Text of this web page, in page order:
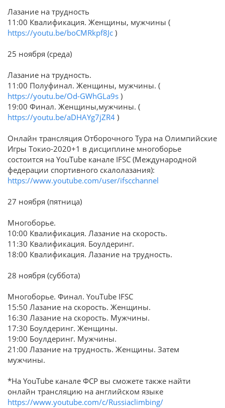
Лазание на трудность
11:00 Квалификация. Женщины, мужчины (
https://youtu.be/boCMRkpf8Jc )
25 ноября (среда)
Лазание на трудность.
11:00 Полуфинал. Женщины, мужчины. (
https://youtu.be/Od-GWhGLa9s )
19:00 Финал. Женщины,мужчины. (
https://youtu.be/aDHAYg7jZR4 )
Онлайн трансляция Отборочного Тура на Олимпийские
Игры Токио-2020+1 в дисциплине многоборье
состоится на YouTube канале IFSC (Международной
федерации спортивного скалолазания):
https://www.youtube.com/user/ifscchannel
27 ноября (пятница)
Многоборье.
10:00 Квалификация. Лазание на скорость.
11:30 Квалификация. Боулдеринг.
18:00 Квалификация. Лазание на трудность.
28 ноября (суббота)
Многоборье. Финал. YouTube IFSC
15:50 Лазание на скорость. Женщины.
16:30 Лазание на скорость. Мужчины.
17:30 Боулдеринг. Женщины.
19:00 Боулдеринг. Мужчины.
21:00 Лазание на трудность. Женщины. Затем
мужчины.
*На YouTube канале ФСР вы сможете также найти
онлайн трансляцию на английском языке
https://www.youtube.com/c/Russiaclimbing/